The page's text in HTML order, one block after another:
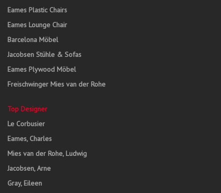
Eames Plastic Chairs
Eames Lounge Chair
Barcelona Möbel
Jacobsen Stühle & Sofas
Eames Plywood Möbel
Freischwinger Mies van der Rohe
Top Designer
Le Corbusier
Eames, Charles
Mies van der Rohe, Ludwig
Jacobsen, Arne
Gray, Eileen